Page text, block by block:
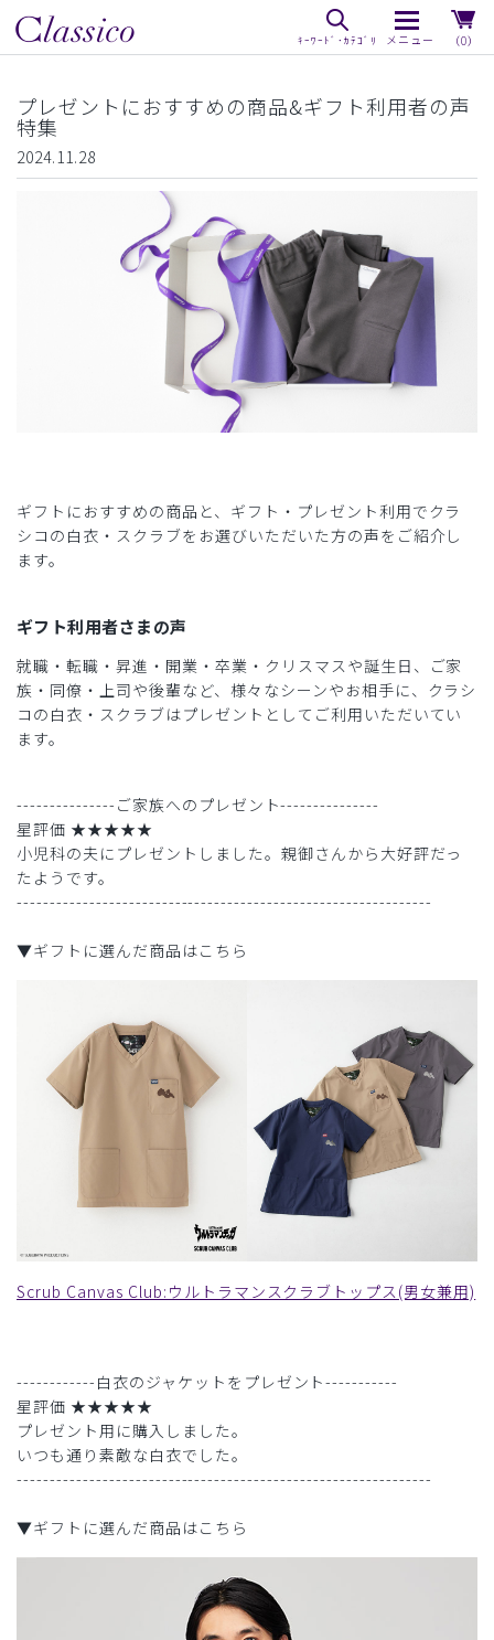
（0）
プレゼントにおすすめの商品&ギフト利用者の声
特集
2024.11.28
ギフトにおすすめの商品と、ギフト・プレゼント利用でクラ
シコの白衣・スクラブをお選びいただいた方の声をご紹介し
ます。
ギフト利用者さまの声
就職・転職・昇進・開業・卒業・クリスマスや誕生日、ご家
族・同僚・上司や後輩など、様々なシーンやお相手に、クラシ
コの白衣・スクラブはプレゼントとしてご利用いただいてい
ます。
---------------ご家族へのプレゼント---------------
星評価 ★★★★★
小児科の夫にプレゼントしました。親御さんから大好評だっ
たようです。
---------------------------------------------------------------
▼ギフトに選んだ商品はこちら
Scrub Canvas Club:ウルトラマンスクラブトップス(男女兼用)
------------白衣のジャケットをプレゼント-----------
星評価 ★★★★★
プレゼント用に購入しました。
いつも通り素敵な白衣でした。
---------------------------------------------------------------
▼ギフトに選んだ商品はこちら